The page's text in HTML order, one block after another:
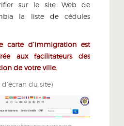
sur le site Web de
la liste de cédules
carte d’immigration est
aux facilitateurs des
de votre ville.
du site)